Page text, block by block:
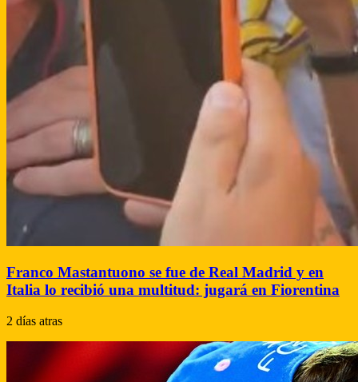
Franco Mastantuono se fue de Real Madrid y en
Italia lo recibió una multitud: jugará en Fiorentina
2 días atras